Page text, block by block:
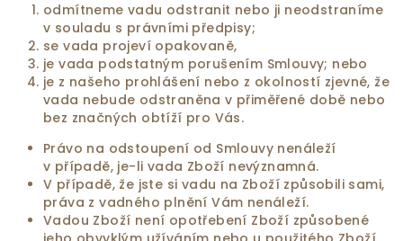
odmítneme vadu odstranit nebo ji neodstraníme
v souladu s právními předpisy;
se vada projeví opakovaně,
je vada podstatným porušením Smlouvy; nebo
je z našeho prohlášení nebo z okolností zjevné, že
vada nebude odstraněna v přiměřené době nebo
bez značných obtíží pro Vás.
Právo na odstoupení od Smlouvy nenáleží
v případě, je-li vada Zboží nevýznamná.
V případě, že jste si vadu na Zboží způsobili sami,
práva z vadného plnění Vám nenáleží.
Vadou Zboží není opotřebení Zboží způsobené